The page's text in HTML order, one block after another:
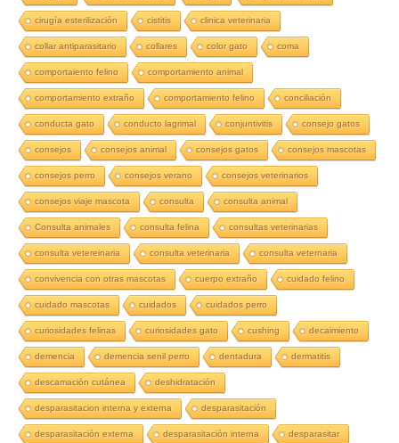
cirugía esterilización cistitis clinica veterinaria
collar antiparasitario collares color gato coma
comportaiento felino comportamiento animal
comportamiento extraño comportamiento felino conciliación
conducta gato conducto lagrimal conjuntivitis consejo gatos
consejos consejos animal consejos gatos consejos mascotas
consejos perro consejos verano consejos veterinarios
consejos viaje mascota consulta consulta animal
Consulta animales consulta felina consultas veterinarias
consulta vetereinaria consulta veterinaria consulta veternaria
convivencia con otras mascotas cuerpo extraño cuidado felino
cuidado mascotas cuidados cuidados perro
curiosidades felinas curiosidades gato cushing decaimiento
demencia demencia senil perro dentadura dermatitis
descamación cutánea deshidratación
desparasitacion interna y externa desparasitación
desparasitación externa desparasitación interna desparasitar